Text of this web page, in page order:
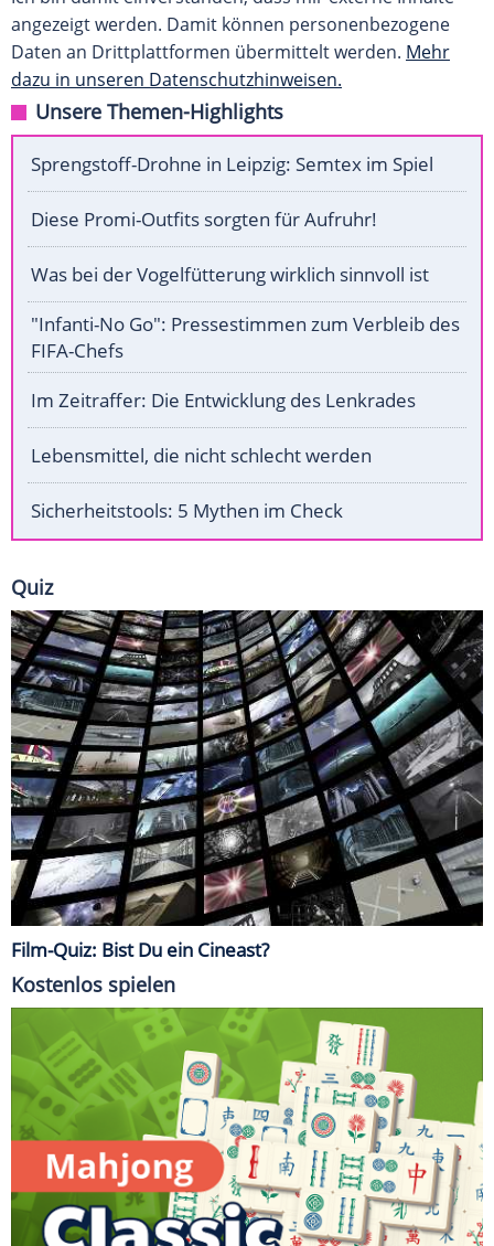
angezeigt werden. Damit können personenbezogene
Daten an Drittplattformen übermittelt werden. Mehr
dazu in unseren Datenschutzhinweisen.
Unsere Themen-Highlights
Sprengstoff-Drohne in Leipzig: Semtex im Spiel
Diese Promi-Outfits sorgten für Aufruhr!
Was bei der Vogelfütterung wirklich sinnvoll ist
"Infanti-No Go": Pressestimmen zum Verbleib des
FIFA-Chefs
Im Zeitraffer: Die Entwicklung des Lenkrades
Lebensmittel, die nicht schlecht werden
Sicherheitstools: 5 Mythen im Check
Quiz
Film-Quiz: Bist Du ein Cineast?
Kostenlos spielen